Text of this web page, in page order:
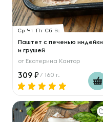
Ср Чт Пт Сб Вс
Паштет с печенью индейки
и грушей
от Екатерина Кантор
309 / 160 г.